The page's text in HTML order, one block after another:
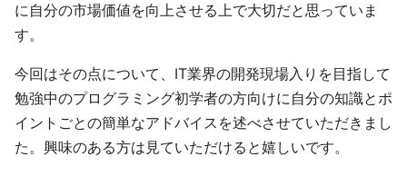
に自分の市場価値を向上させる上で大切だと思っていま
す。
今回はその点について、IT業界の開発現場入りを目指して
勉強中のプログラミング初学者の方向けに自分の知識とポ
イントごとの簡単なアドバイスを述べさせていただきまし
た。興味のある方は見ていただけると嬉しいです。